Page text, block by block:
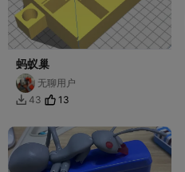
蚂蚁巢
无聊用户
 43 13